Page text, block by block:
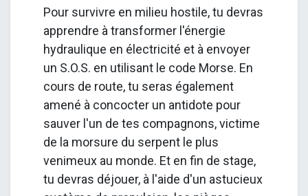
Pour survivre en milieu hostile, tu devras
apprendre à transformer l'énergie
hydraulique en électricité et à envoyer
un S.O.S. en utilisant le code Morse. En
cours de route, tu seras également
amené à concocter un antidote pour
sauver l'un de tes compagnons, victime
de la morsure du serpent le plus
venimeux au monde. Et en fin de stage,
tu devras déjouer, à l'aide d'un astucieux